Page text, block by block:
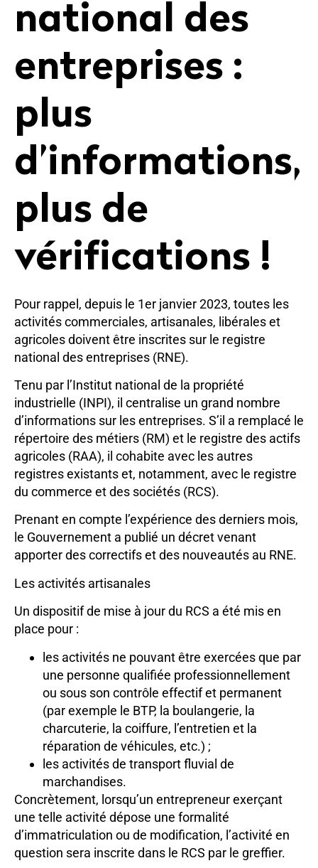
national des
entreprises :
plus
d’informations,
plus de
vérifications !
Pour rappel, depuis le 1er janvier 2023, toutes les
activités commerciales, artisanales, libérales et
agricoles doivent être inscrites sur le registre
national des entreprises (RNE).
Tenu par l’Institut national de la propriété
industrielle (INPI), il centralise un grand nombre
d’informations sur les entreprises. S’il a remplacé le
répertoire des métiers (RM) et le registre des actifs
agricoles (RAA), il cohabite avec les autres
registres existants et, notamment, avec le registre
du commerce et des sociétés (RCS).
Prenant en compte l’expérience des derniers mois,
le Gouvernement a publié un décret venant
apporter des correctifs et des nouveautés au RNE.
Les activités artisanales
Un dispositif de mise à jour du RCS a été mis en
place pour :
les activités ne pouvant être exercées que par
une personne qualifiée professionnellement
ou sous son contrôle effectif et permanent
(par exemple le BTP, la boulangerie, la
charcuterie, la coiffure, l’entretien et la
réparation de véhicules, etc.) ;
les activités de transport fluvial de
marchandises.
Concrètement, lorsqu’un entrepreneur exerçant
une telle activité dépose une formalité
d’immatriculation ou de modification, l’activité en
question sera inscrite dans le RCS par le greffier.